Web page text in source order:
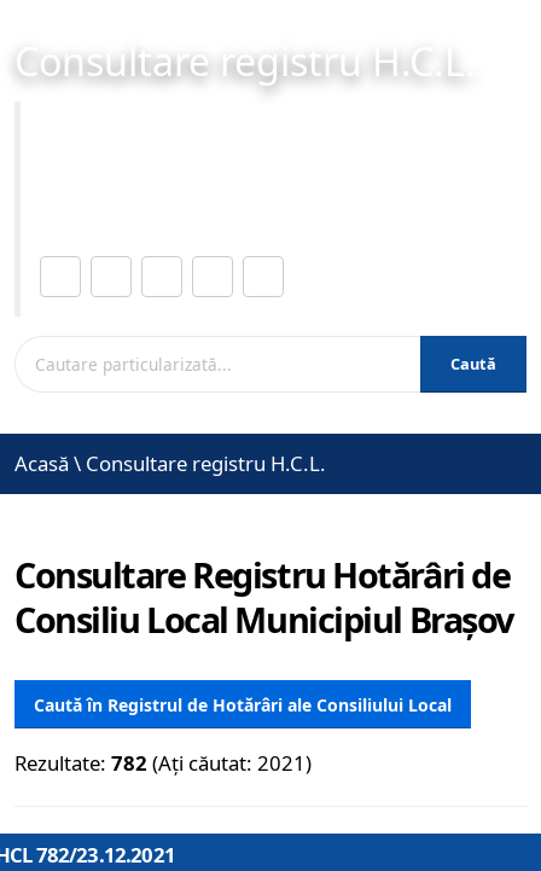
Consultare registru H.C.L.
Caută
Acasă \ Consultare registru H.C.L.
Consultare Registru Hotărâri de
Consiliu Local Municipiul Brașov
Caută în Registrul de Hotărâri ale Consiliului Local
Rezultate: 782 (Ați căutat: 2021)
782/23.12.2021